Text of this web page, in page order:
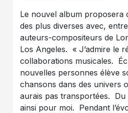
Le nouvel album proposera
des plus diverses avec,
auteurs-compositeurs de
Los Angeles. « J’admire le
collaborations musicales.
nouvelles personnes élève
chansons dans des univers
aurais pas transportées. Du
ainsi pour moi. Pendant